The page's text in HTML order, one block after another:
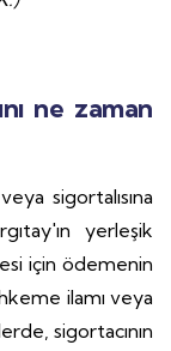
ne zaman
sigortalısına
yerleşik
için ödemenin
ilamı veya
sigortacının